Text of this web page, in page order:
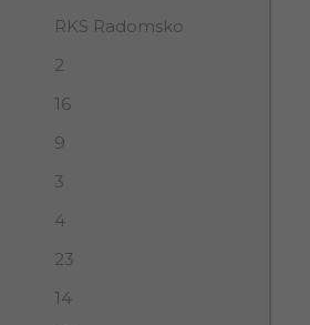
RKS Radomsko
2
16
9
3
4
23
14